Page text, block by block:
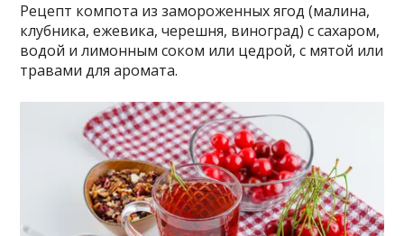
Рецепт компота из замороженных ягод (малина,
клубника, ежевика, черешня, виноград) с сахаром,
водой и лимонным соком или цедрой, с мятой или
травами для аромата.